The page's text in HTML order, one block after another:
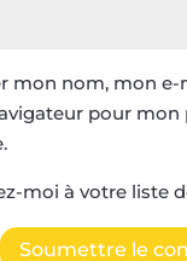
mon nom, mon
pour mon
moi à votre liste
Soumettre le